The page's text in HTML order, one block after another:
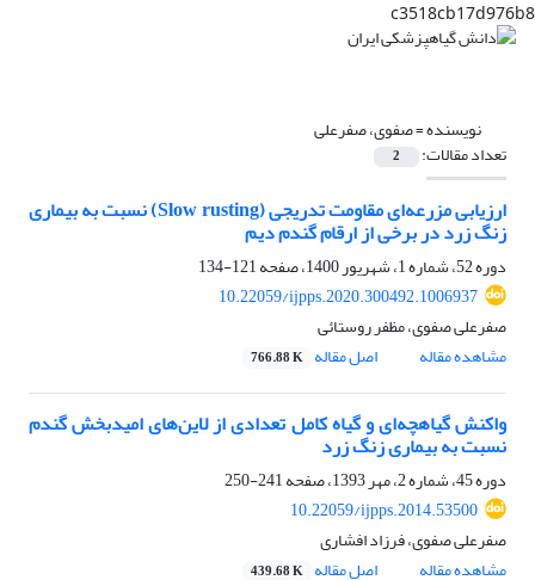
c3518cb17d976b8
نویسنده =صفوی، صفرعلی
تعداد مقالات: 2
ارزیابی مزرعه‌ای مقاومت تدریجی (Slow rusting) نسبت به بیماری
زنگ زرد در برخی از ارقام گندم دیم
دوره 52، شماره 1، شهریور 1400، صفحه
121-134
10.22059/ijpps.2020.300492.1006937
صفرعلی صفوی، مظفر روستائی
مشاهده مقاله
اصل مقاله 766.88 K
واکنش گیاهچه‌ای و گیاه کامل تعدادی از لاین‌های امیدبخش گندم
نسبت به بیماری زنگ زرد
دوره 45، شماره 2، مهر 1393، صفحه
241-250
10.22059/ijpps.2014.53500
صفرعلی صفوی، فرزاد افشاری
مشاهده مقاله
اصل مقاله 439.68 K